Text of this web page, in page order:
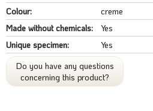
Colour:
creme
Made without chemicals:
Yes
Unique specimen:
Yes
Do you have any questions
concerning this product?